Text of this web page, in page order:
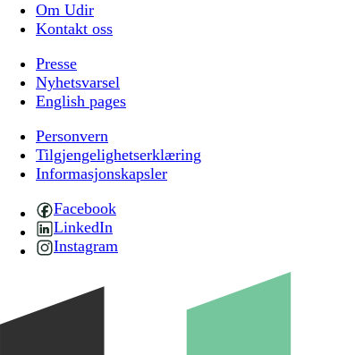
Om Udir
Kontakt oss
Presse
Nyhetsvarsel
English pages
Personvern
Tilgjengelighetserklæring
Informasjonskapsler
Facebook
LinkedIn
Instagram